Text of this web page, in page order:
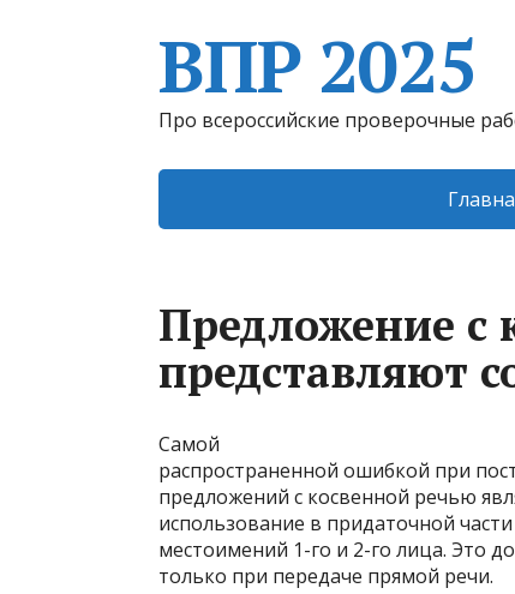
ВПР 2025
Про всероссийские проверочные
Предложение с
представляют
Самой
распространенной ошибкой при
предложений с косвенной речью
использование в придаточной части
местоимений 1-го и 2-го лица. Это
только при передаче прямой речи.